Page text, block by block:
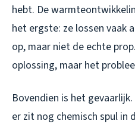
hebt. De
het ergste: ze lossen vaak
op, maar niet de echte
oplossing, maar het
Bovendien is het gevaarlijk.
er zit nog chemisch spul